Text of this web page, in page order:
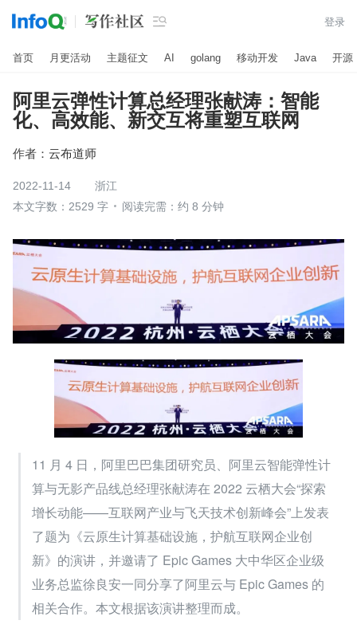
 登录
首页 月更活动 主题征文 AI golang 移动开发 Java 开源
阿里云弹性计算总经理张献涛：智能
化、高效能、新交互将重塑互联网
作者： 云布道师
2022-11-14
浙江
本文字数：2529 字
阅读完需：约 8 分钟
11 月 4 日，阿里巴巴集团研究员、阿里云智能弹性计
算与无影产品线总经理张献涛在 2022 云栖大会“探索
增长动能——互联网产业与飞天技术创新峰会”上发表
了题为《云原生计算基础设施，护航互联网企业创
新》的演讲，并邀请了 Epic Games 大中华区企业级
业务总监徐良安一同分享了阿里云与 Epic Games 的
相关合作。本文根据该演讲整理而成。